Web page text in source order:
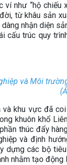
ví như “hộ chiếu
từ khâu sản
nhận diện
cấu trúc quy
và Môi
và khu vực đã
khuôn khổ
thúc đẩy
và định
dựng các bộ
nhằm tạo